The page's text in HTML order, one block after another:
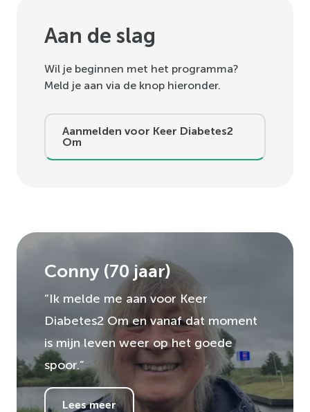
Aan de slag
Wil je beginnen met het programma?
Meld je aan via de knop hieronder.
Aanmelden voor Keer Diabetes2
Om
Conny (70jaar)
“Ik melde me aan voor Keer
Diabetes2 Om en vanaf dat moment
is mijn leven weer op het goede
spoor.”
Lees meer